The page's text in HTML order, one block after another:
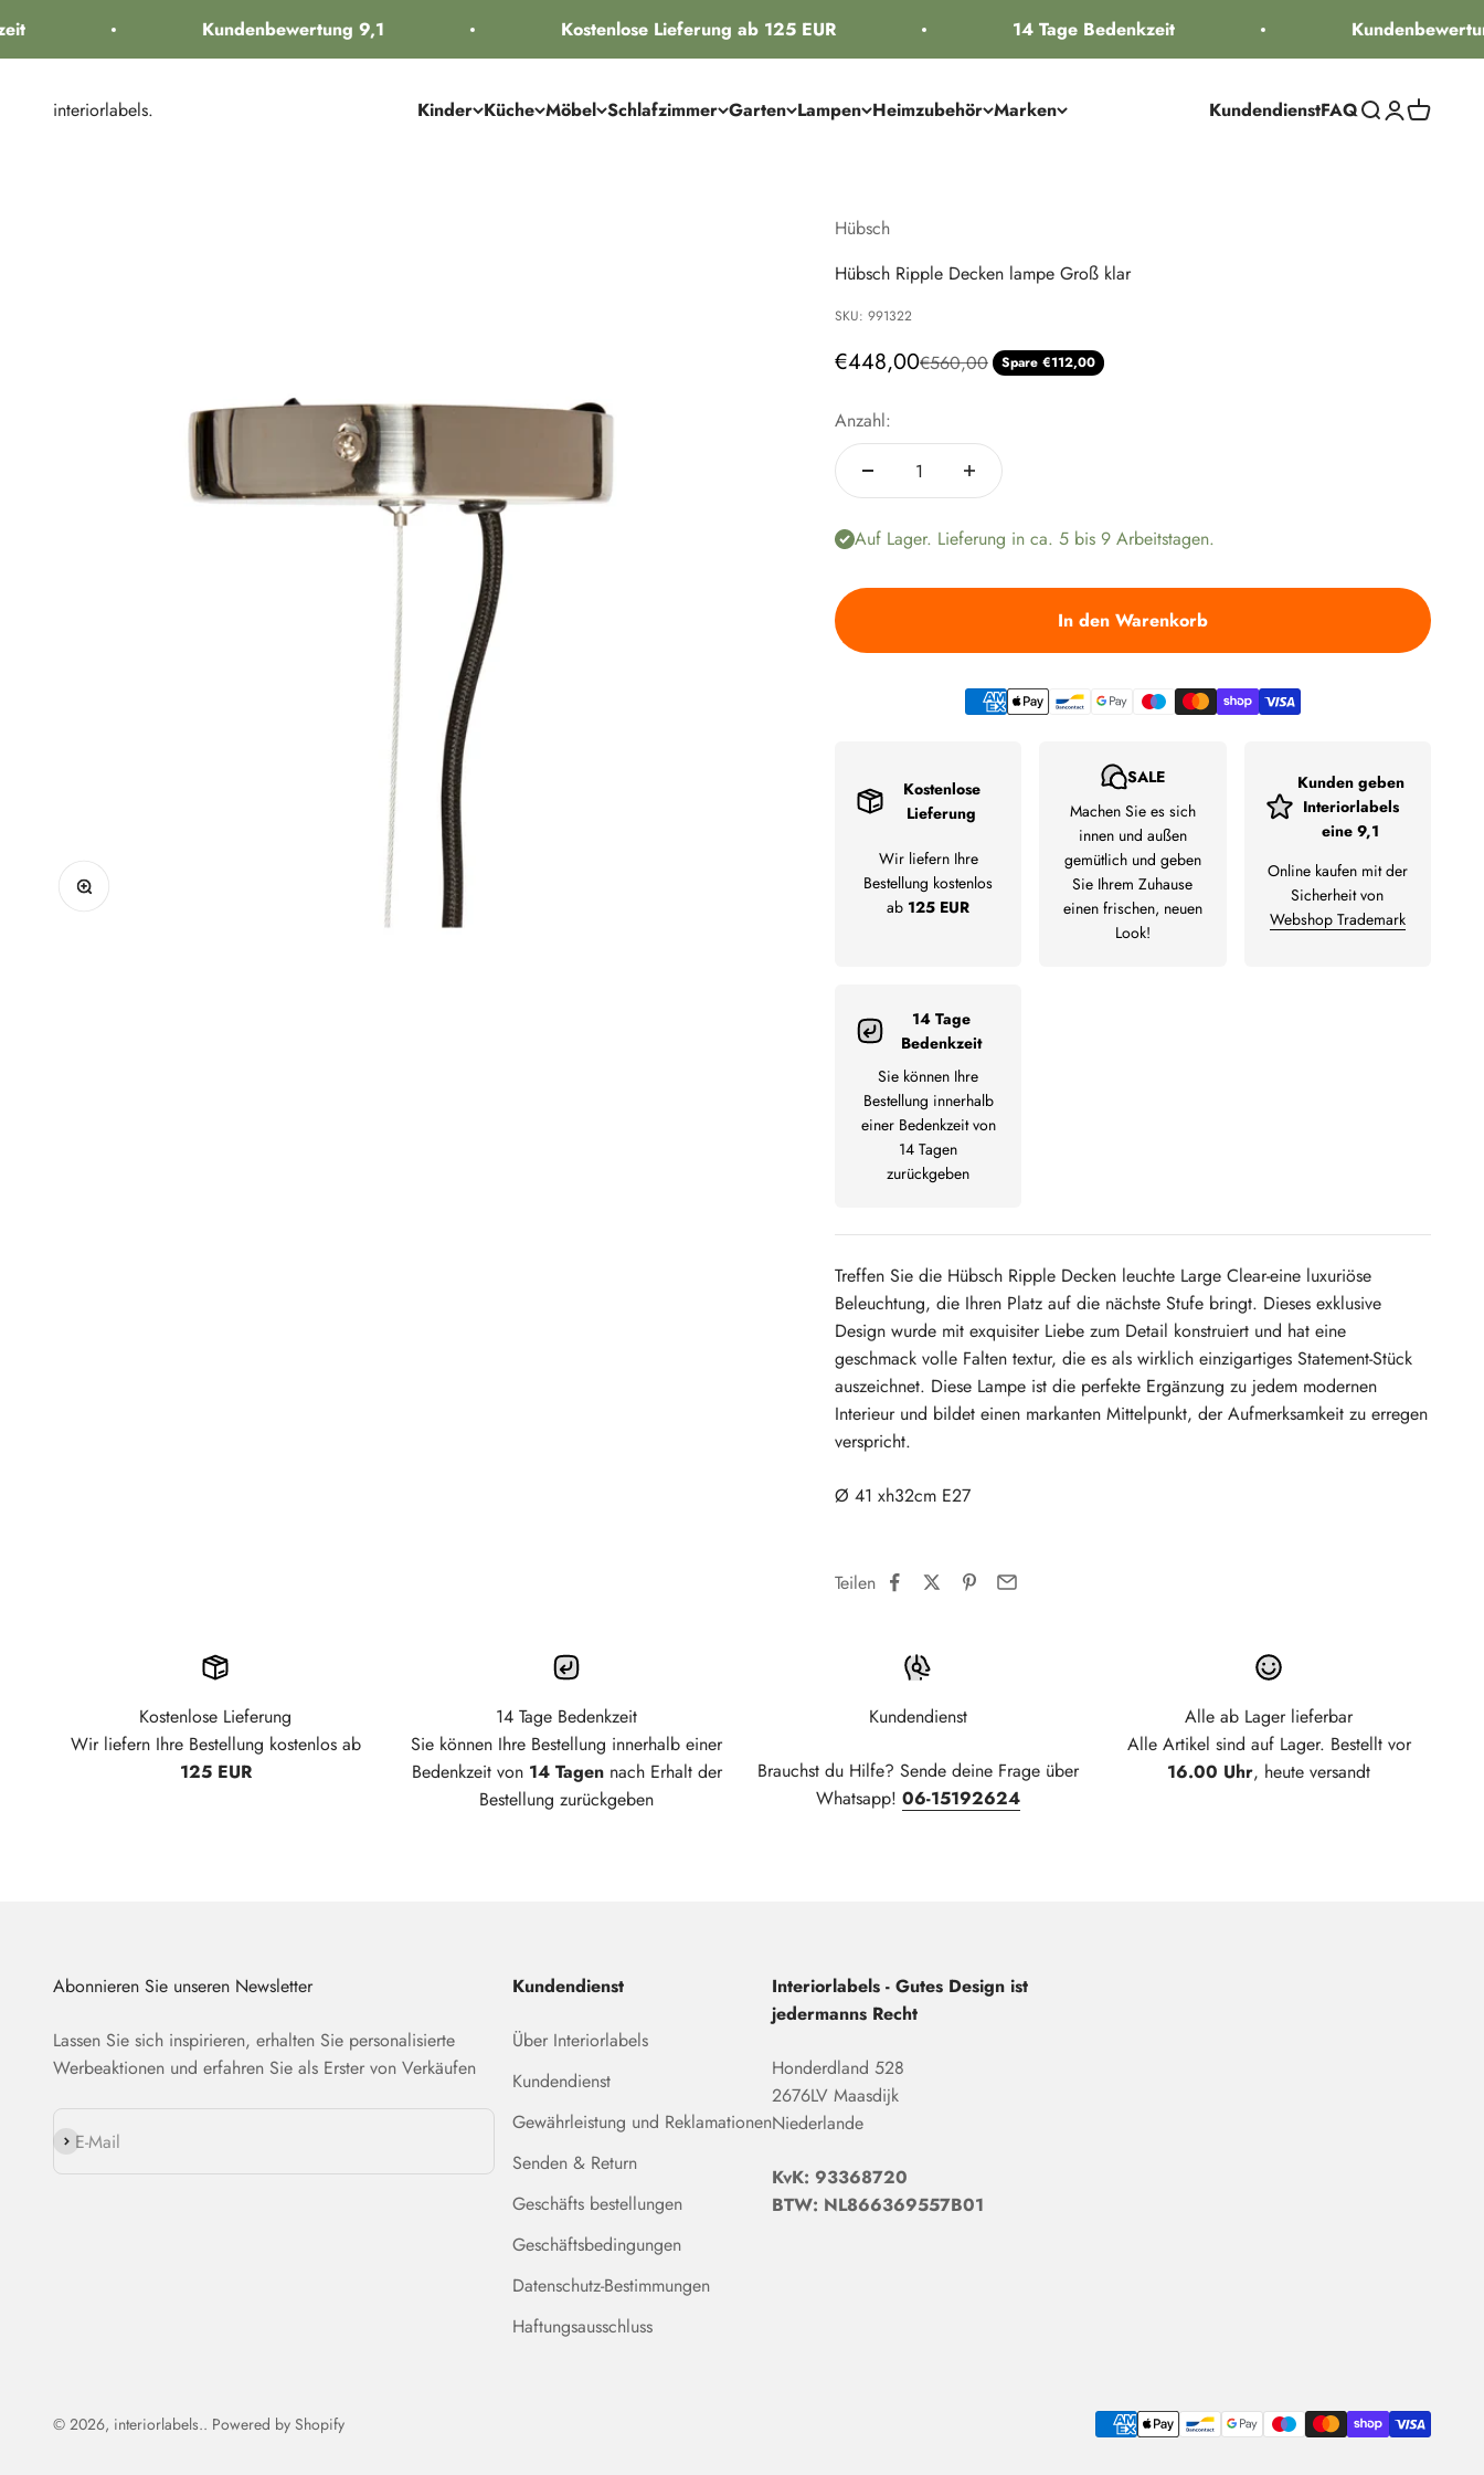
Kundenbewertung 9,1 Kostenlose Lieferung ab 125 EUR 14 Tage Bedenkzeit
Kinder Küche Möbel Schlafzimmer Garten Lampen Heimzubehör Marken
interiorlabels. KundendienstFAQSuche öffnen
Bild vergrößern
Hübsch
Hübsch Ripple Decken lampe Groß klar
SKU: 991322
Angebot
€448,00Regulärer Preis
€560,00 Spare €112,00
Anzahl:
Auf Lager. Lieferung in ca. 5 bis 9 Arbeitstagen.
In den Warenkorb
Kostenlose
Lieferung
Wir liefern Ihre
Bestellung kostenlos
ab 125 EUR
SALE
Machen Sie es sich
innen und außen
gemütlich und geben
Sie Ihrem Zuhause
einen frischen, neuen
Look!
Kunden geben
Interiorlabels
eine 9,1
Online kaufen mit der
Sicherheit von
Webshop Trademark
14 Tage
Bedenkzeit
Sie können Ihre
Bestellung innerhalb
einer Bedenkzeit von
14 Tagen
zurückgeben
Treffen Sie die Hübsch Ripple Decken leuchte Large Clear-eine luxuriöse
Beleuchtung, die Ihren Platz auf die nächste Stufe bringt. Dieses exklusive
Design wurde mit exquisiter Liebe zum Detail konstruiert und hat eine
geschmack volle Falten textur, die es als wirklich einzigartiges Statement-Stück
auszeichnet. Diese Lampe ist die perfekte Ergänzung zu jedem modernen
Interieur und bildet einen markanten Mittelpunkt, der Aufmerksamkeit zu erregen
verspricht.
Ø 41 xh32cm E27
Teilen
Kostenlose Lieferung
Wir liefern Ihre Bestellung kostenlos ab
125 EUR
14 Tage Bedenkzeit
Sie können Ihre Bestellung innerhalb einer
Bedenkzeit von 14 Tagennach Erhalt der
Bestellung zurückgeben
Kundendienst
Brauchst du Hilfe? Sende deine Frage über
Whatsapp! 06-15192624
Alle ab Lager lieferbar
Alle Artikel sind auf Lager. Bestellt vor
16.00 Uhr, heute versandt
Abonnieren Sie unseren Newsletter
Lassen Sie sich inspirieren, erhalten Sie personalisierte
Werbeaktionen und erfahren Sie als Erster von Verkäufen
E-Mail
Abonnieren
Kundendienst
Über Interiorlabels
Kundendienst
Gewährleistung und Reklamationen
Senden & Return
Geschäfts bestellungen
Geschäftsbedingungen
Datenschutz-Bestimmungen
Haftungsausschluss
Interiorlabels - Gutes Design ist
jedermanns Recht
Honderdland 528
2676LV Maasdijk
Niederlande
KvK: 93368720
BTW: NL866369557B01
© 2026, interiorlabels.. Powered by Shopify